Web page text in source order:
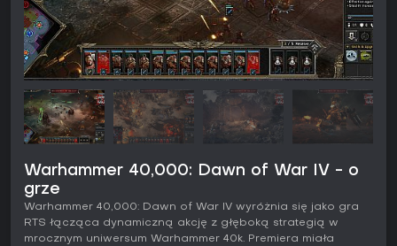
Warhammer 40,000: Dawn of War IV - o
grze
Warhammer 40,000: Dawn of War IV wyróżnia się jako gra
RTS łącząca dynamiczną akcję z głęboką strategią w
mrocznym uniwersum Warhammer 40k. Premiera miała